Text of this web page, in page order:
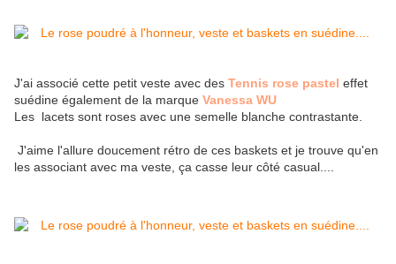
J'ai associé cette petit veste avec des Tennis rose pastel effet
suédine également de la marque Vanessa WU
Les lacets sont roses avec une semelle blanche contrastante.
J'aime l'allure doucement rétro de ces baskets et je trouve qu'en
les associant avec ma veste, ça casse leur côté casual....